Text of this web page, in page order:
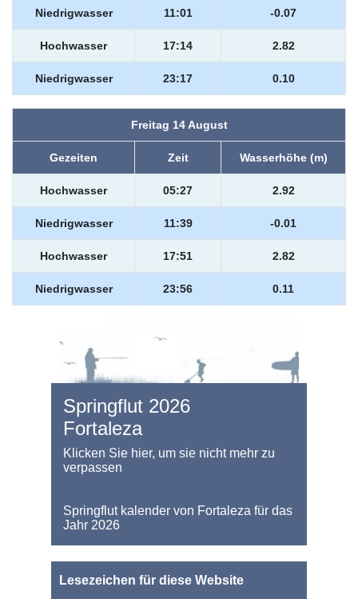
Niedrigwasser 11:01 -0.07
Hochwasser 17:14 2.82
Niedrigwasser 23:17 0.10
Freitag 14 August
Gezeiten Zeit Wasserhöhe (m)
Hochwasser 05:27 2.92
Niedrigwasser 11:39 -0.01
Hochwasser 17:51 2.82
Niedrigwasser 23:56 0.11
Springflut 2026
Fortaleza
Klicken Sie hier, um sie nicht mehr zu
verpassen
Springflut kalender von Fortaleza für das
Jahr 2026
Lesezeichen für diese Website